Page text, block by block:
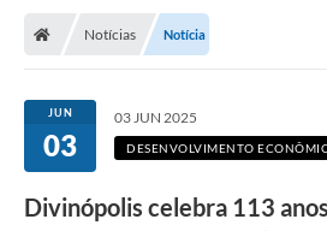
Notícias Notícia
JUN
03
03 JUN 2025
DESENVOLVIMENTO
Divinópolis celebra 113